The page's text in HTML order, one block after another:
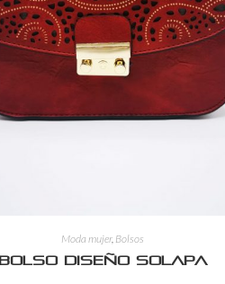
Moda mujer, Bolsos
Bolso diseño solapa